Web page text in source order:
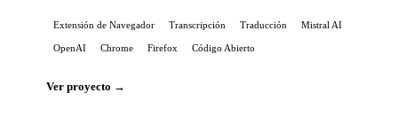
Extensión de Navegador Transcripción Traducción Mistral AI
OpenAI Chrome Firefox Código Abierto
Ver proyecto →